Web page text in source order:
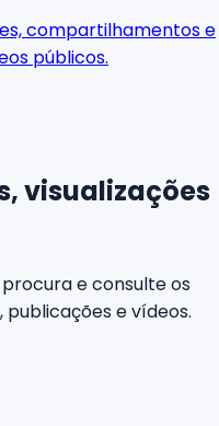
compartilhamentos e
públicos.
visualizações
e consulte os
e vídeos.